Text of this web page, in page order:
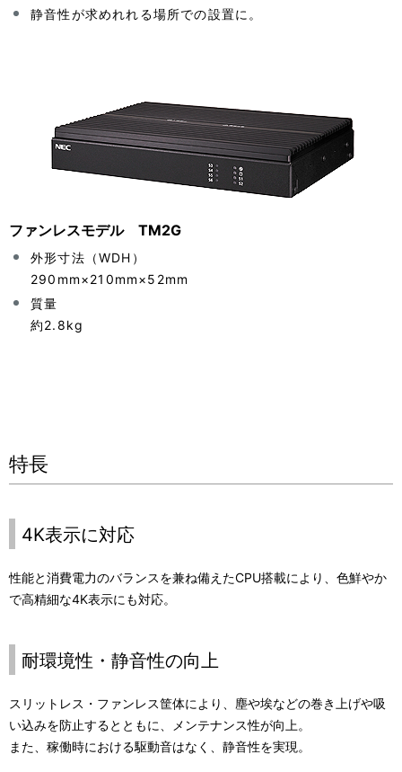
静音性が求めれれる場所での設置に。
ファンレスモデル TM2G
外形寸法（WDH）
290mm×210mm×52mm
質量
約2.8kg
特長
4K表示に対応
性能と消費電力のバランスを兼ね備えたCPU搭載により、色鮮やか
で高精細な4K表示にも対応。
耐環境性・静音性の向上
スリットレス・ファンレス筐体により、塵や埃などの巻き上げや吸
い込みを防止するとともに、メンテナンス性が向上。
また、稼働時における駆動音はなく、静音性を実現。